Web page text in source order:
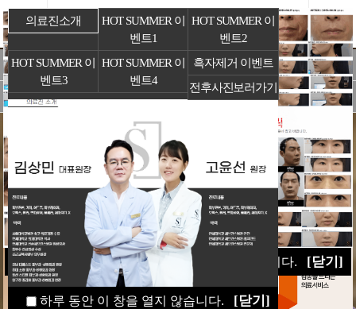
연세S소개 피부질환 피부레이저 비만클리닉
쁘띠클리닉 바디클리닉 울쎄라/써마지 커뮤니티
하루 동안 이 창을 열지 않습니다. [닫기]
의료진소개
HOT SUMMER 이
벤트1
HOT SUMMER 이
벤트2
HOT SUMMER 이
벤트3
HOT SUMMER 이
벤트4
흑자제거 이벤트
전후사진보러가기
하루 동안 이 창을 열지 않습니다. [닫기]
하루 동안 이 창을 열지 않습니다. [닫기]